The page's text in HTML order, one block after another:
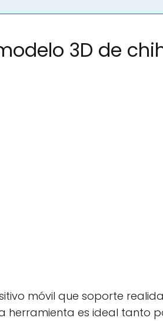
3D de
móvil que soporte
herramienta es ideal tanto